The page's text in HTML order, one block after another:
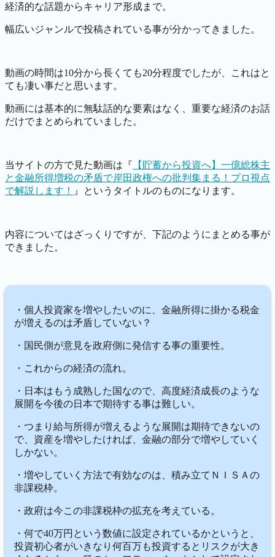
経済的な話題からキャリア形成まで。
幅広いジャンルで投稿されている事が分かってきました。
動画の時間は10分から長くても20分程度でしたが、これはと
ても凄い事だと思います。
動画には基本的に無駄話的な要素はなく、重要な経済のお話
だけでまとめられていました。
当サイトの方で見た動画は『 【貯蓄から投資へ】一億総株主
と金融所得増税の矛盾で岸田政権への批判集まる！プロ視点
で解説します！
』というタイトルのものになります。
内容についてはざっくりですが、下記のようにまとめる事が
できました。
・個人投資家を増やしたいのに、金融所得に掛かる税金
が増えるのは矛盾していない？
・ 国民側が意見を政府側に発信する事の重要性。
・これからの経済の流れ。
・日本はもう成熟した国なので、高度経済成長のような
展開を今後の日本で期待する事は難しい。
・つまり給与所得が増えるような展開は期待できないの
で、資産を増やしたければ、金融の部分で増やしていく
しかない。
・増やしていく方法で有効なのは、積み立てＮＩＳＡの
非課税枠。
・政府は今この非課税枠の拡充を考えている。
・何で40万円という数値に設定されているかというと、
投資初心者がいきなり何百万も投資するとリスクが大き